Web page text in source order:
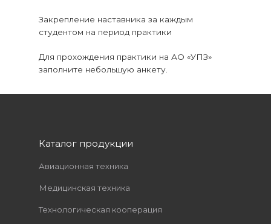
Закрепление наставника за каждым
студентом на период практики
Для прохождения практики на АО «УПЗ»
заполните небольшую анкету.
Каталог продукции
Авиационная техника
Медицинская техника
Технологическая кооперация